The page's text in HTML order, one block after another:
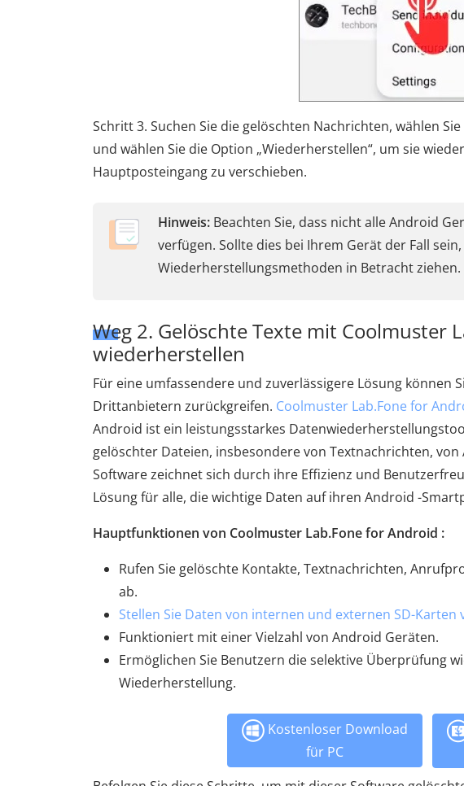
Schritt 3. Suchen Sie die gelöschten Nachrichten, wählen
und wählen Sie die Option „Wiederherstellen“, um sie
Hauptposteingang zu verschieben.
Hinweis: Beachten Sie, dass nicht alle Android
verfügen. Sollte dies bei Ihrem Gerät der Fall
Wiederherstellungsmethoden in Betracht ziehen.
Weg 2. Gelöschte Texte mit Coolmuster
wiederherstellen
Für eine umfassendere und zuverlässigere Lösung können
Drittanbietern zurückgreifen. Coolmuster Lab.Fone for
Android ist ein leistungsstarkes
gelöschter Dateien, insbesondere von Textnachrichten,
Software zeichnet sich durch ihre Effizienz und
Lösung für alle, die wichtige Daten auf ihren Android -
Hauptfunktionen von Coolmuster Lab.Fone for Android :
Rufen Sie gelöschte Kontakte, Textnachrichten,
ab.
Stellen Sie Daten von internen und externen SD-
Funktioniert mit einer Vielzahl von Android Geräten.
Ermöglichen Sie Benutzern die selektive Überprüfung
Wiederherstellung.
Kostenloser Download
für PC